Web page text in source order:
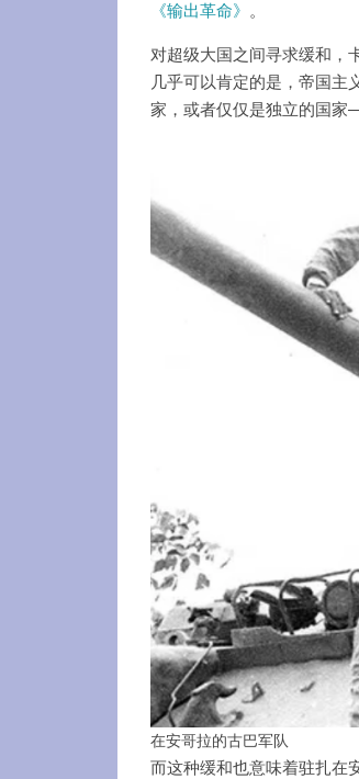
《输出革命》 。
对超级大国之间寻求缓和，
几乎可以肯定的是，帝国主
家，或者仅仅是独立的国
在安哥拉的古巴军队
而这种缓和也意味着驻扎在